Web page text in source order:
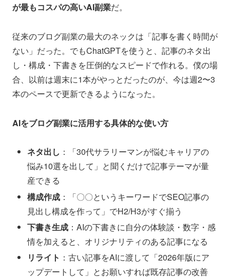
が最もコスパの高いAI副業だ。
従来のブログ副業の最大のネックは「記事を書く時間が
ない」だった。でもChatGPTを使うと、記事のネタ出
し・構成・下書きを圧倒的なスピードで作れる。僕の場
合、以前は週末に1本がやっとだったのが、今は週2〜3
本のペースで更新できるようになった。
AIをブログ副業に活用する具体的な使い方
ネタ出し ：「30代サラリーマンが悩むキャリアの
悩み10選を出して」と聞くだけで記事テーマが量
産できる
構成作成 ：「〇〇というキーワードでSEO記事の
見出し構成を作って」でH2/H3がすぐ揃う
下書き生成 ：AIの下書きに自分の体験談・数字・感
情を加えると、オリジナリティのある記事になる
リライト ：古い記事をAIに渡して「2026年版にア
ップデートして」とお願いすれば既存記事の改善